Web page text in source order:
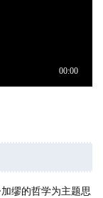
缪的哲学为主题思